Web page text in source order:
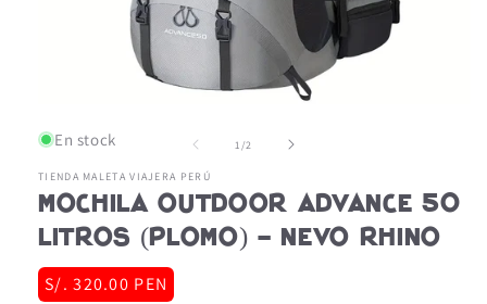
elemento
multimedia
en
una
ventana
modal
1 /de2
En stock
TIENDA MALETA VIAJERA PERÚ
Mochila Outdoor Advance 50
litros (Plomo) - NEVO RHINO
Precio
S/. 320.00 PEN